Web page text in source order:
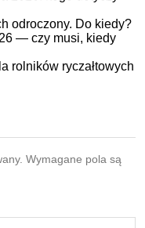
odroczony. Do kiedy?
— czy musi, kiedy
rolników ryczałtowych
Wymagane pola są